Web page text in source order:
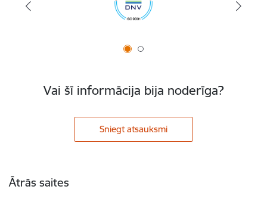
Vai šī informācija bija noderīga?
Sniegt atsauksmi
Ātrās saites